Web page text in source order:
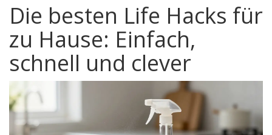
Die besten Life Hacks für
zu Hause: Einfach,
schnell und clever